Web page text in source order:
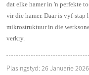
dat elke hamer in 'n perfekte
vir die hamer. Daar is vyf-
mikrostruktuur in die
verkry.
Plasingstyd: 26 Januarie 2026